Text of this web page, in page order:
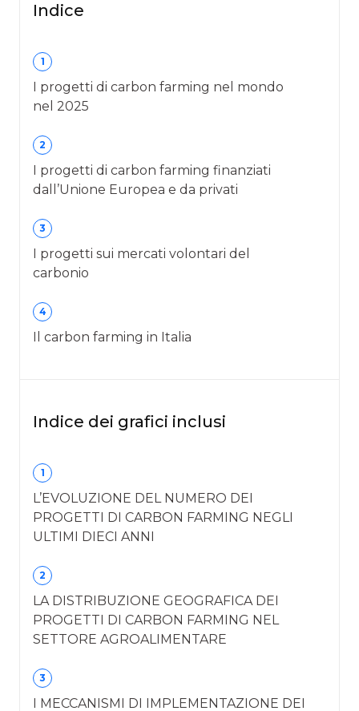
Indice
1
I progetti di carbon farming nel mondo
nel 2025
2
I progetti di carbon farming finanziati
dall’Unione Europea e da privati
3
I progetti sui mercati volontari del
carbonio
4
Il carbon farming in Italia
Indice dei grafici inclusi
1
L’EVOLUZIONE DEL NUMERO DEI
PROGETTI DI CARBON FARMING NEGLI
ULTIMI DIECI ANNI
2
LA DISTRIBUZIONE GEOGRAFICA DEI
PROGETTI DI CARBON FARMING NEL
SETTORE AGROALIMENTARE
3
I MECCANISMI DI IMPLEMENTAZIONE DEI